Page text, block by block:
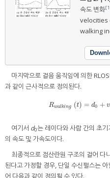
속도 변화
walking
마지막으로 걸음 움직임에 의한
과 같이 근사적으로 정의된다.
Rwalking (t) = d0 + v
Rwalk ing (t)=d0 +v0
여기서 d0는 레이다와 사람 간의 초기
의 속도 및 가속도이다.
최종적으로 점산란원 구조의 걸어 다
된다고 가정할 경우, 단일 수신펄스는
어 다음과 같이 정의될 수 있다.